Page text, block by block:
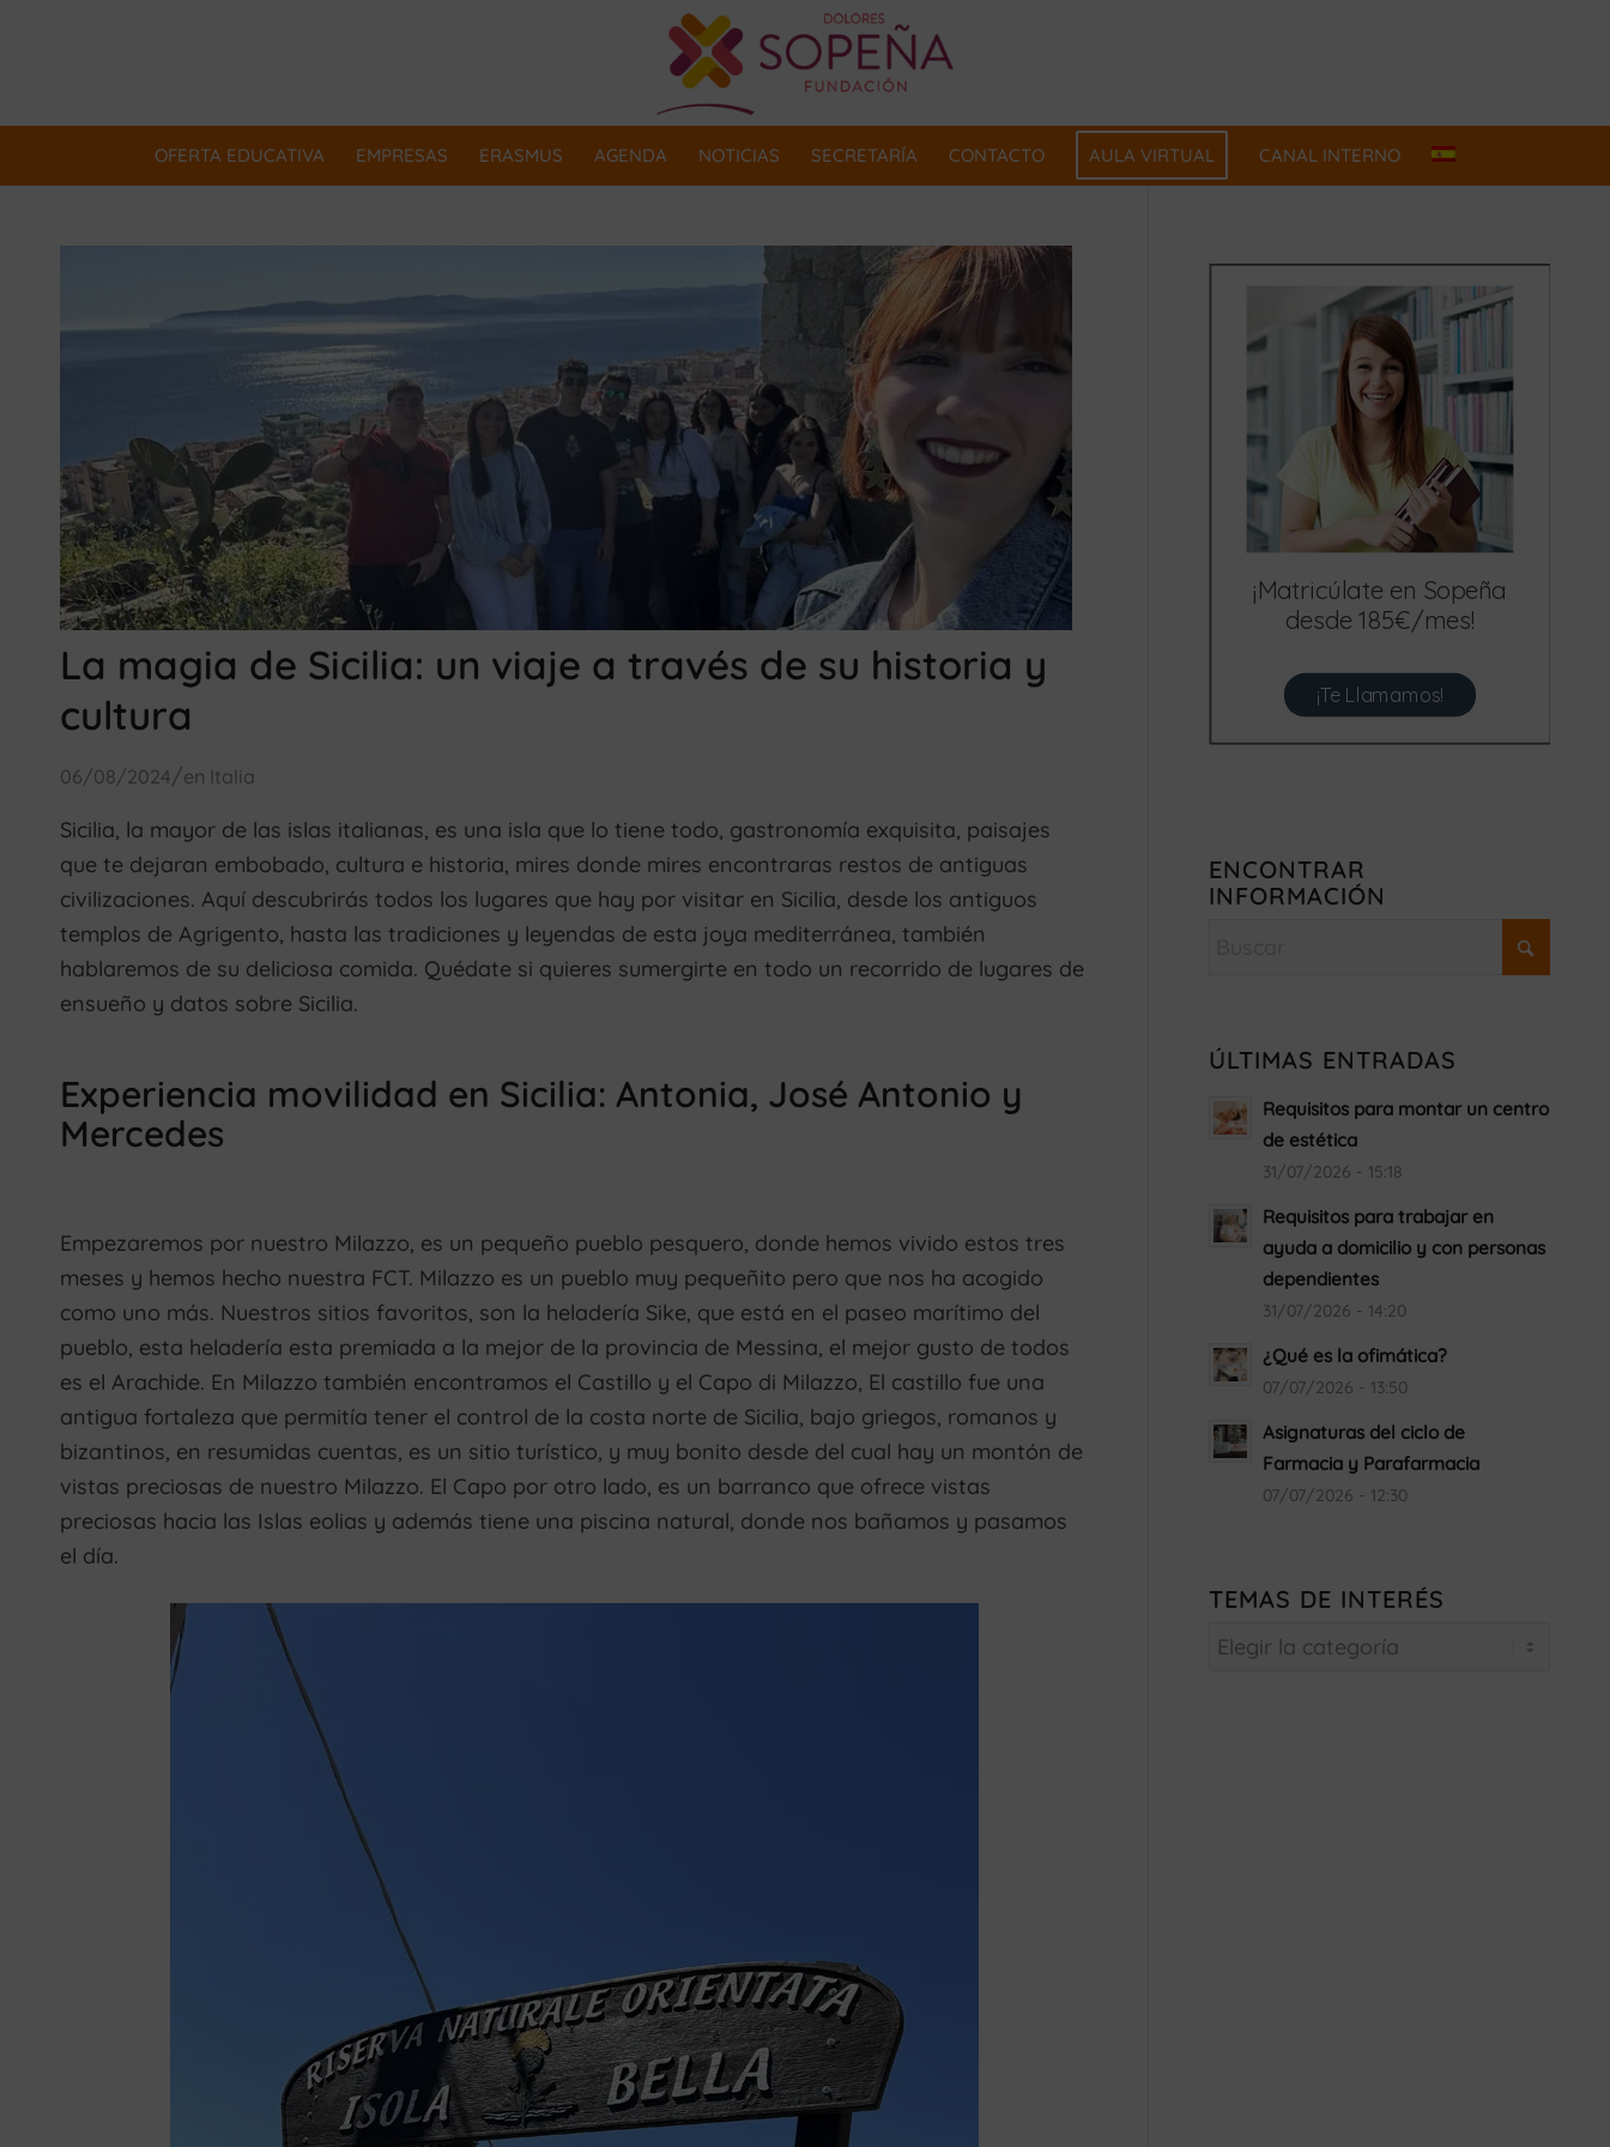
OFERTA EDUCATIVA EMPRESAS ERASMUS AGENDA NOTICIAS SECRETARÍA CONTACTO AULA VIRTUAL CANAL INTERNO
La magia de Sicilia: un viaje a través de su historia y
cultura
06/08/2024 /en Italia
Sicilia, la mayor de las islas italianas, es una isla que lo tiene todo, gastronomía exquisita, paisajes
que te dejaran embobado, cultura e historia, mires donde mires encontraras restos de antiguas
civilizaciones. Aquí descubrirás todos los lugares que hay por visitar en Sicilia, desde los antiguos
templos de Agrigento, hasta las tradiciones y leyendas de esta joya mediterránea, también
hablaremos de su deliciosa comida. Quédate si quieres sumergirte en todo un recorrido de lugares de
ensueño y datos sobre Sicilia.
Experiencia movilidad en Sicilia: Antonia, José Antonio y
Mercedes
Empezaremos por nuestro Milazzo, es un pequeño pueblo pesquero, donde hemos vivido estos tres
meses y hemos hecho nuestra FCT. Milazzo es un pueblo muy pequeñito pero que nos ha acogido
como uno más. Nuestros sitios favoritos, son la heladería Sike, que está en el paseo marítimo del
pueblo, esta heladería esta premiada a la mejor de la provincia de Messina, el mejor gusto de todos
es el Arachide. En Milazzo también encontramos el Castillo y el Capo di Milazzo, El castillo fue una
antigua fortaleza que permitía tener el control de la costa norte de Sicilia, bajo griegos, romanos y
bizantinos, en resumidas cuentas, es un sitio turístico, y muy bonito desde del cual hay un montón de
vistas preciosas de nuestro Milazzo. El Capo por otro lado, es un barranco que ofrece vistas
preciosas hacia las Islas eolias y además tiene una piscina natural, donde nos bañamos y pasamos
el día.
¡Matricúlate en Sopeña
desde 185€/mes!
¡Te Llamamos!
ENCONTRAR
INFORMACIÓN
ÚLTIMAS ENTRADAS
Requisitos para montar un centro
de estética
31/07/2026 - 15:18
Requisitos para trabajar en
ayuda a domicilio y con personas
dependientes
31/07/2026 - 14:20
¿Qué es la ofimática?
07/07/2026 - 13:50
Asignaturas del ciclo de
Farmacia y Parafarmacia
07/07/2026 - 12:30
TEMAS DE INTERÉS